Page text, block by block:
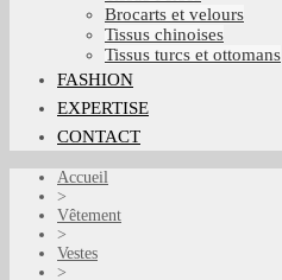
Brocarts et velours
Tissus chinoises
Tissus turcs et ottomans
FASHION
EXPERTISE
CONTACT
Accueil
>
Vêtement
>
Vestes
>